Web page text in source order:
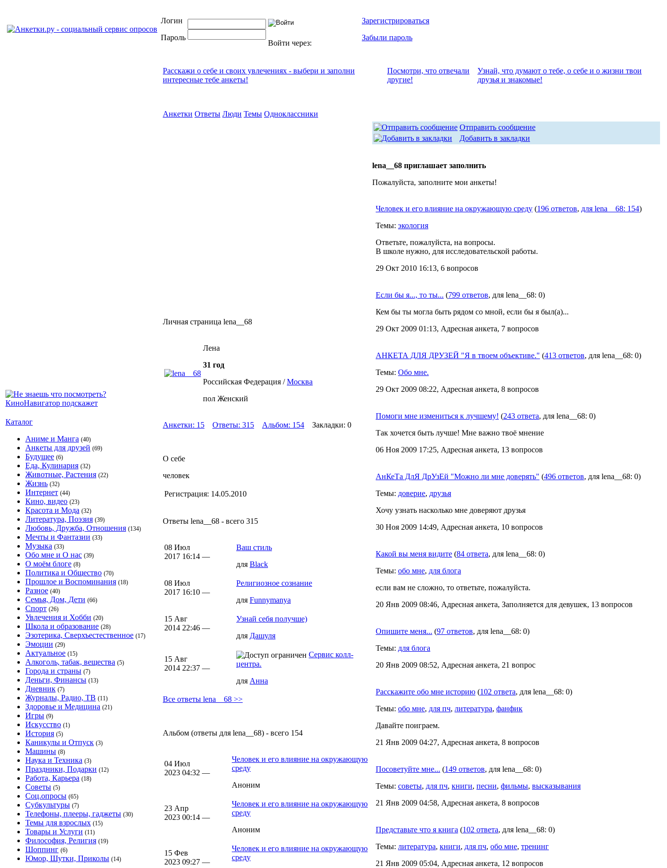
Логин
Пароль
Войти через:
Зарегистрироваться
Забыли пароль
Каталог
Аниме и Манга (40)
Анкеты для друзей (69)
Будущее (6)
Еда, Кулинария (32)
Животные, Растения (22)
Жизнь (32)
Интернет (44)
Кино, видео (23)
Красота и Мода (32)
Литература, Поэзия (39)
Любовь, Дружба, Отношения (134)
Мечты и Фантазии (33)
Музыка (33)
Обо мне и О нас (39)
О моём блоге (8)
Политика и Общество (70)
Прошлое и Воспоминания (18)
Разное (40)
Семья, Дом, Дети (66)
Спорт (26)
Увлечения и Хобби (20)
Школа и образование (28)
Эзотерика, Сверхъестественное (17)
Эмоции (29)
Актуальное (15)
Алкоголь, табак, вещества (5)
Города и страны (7)
Деньги, Финансы (13)
Дневник (7)
Журналы, Радио, ТВ (11)
Здоровье и Медицина (21)
Игры (9)
Искусство (1)
История (5)
Каникулы и Отпуск (3)
Машины (8)
Наука и Техника (3)
Праздники, Подарки (12)
Работа, Карьера (18)
Советы (5)
Соц.опросы (65)
Субкультуры (7)
Телефоны, плееры, гаджеты (30)
Темы для взрослых (15)
Товары и Услуги (11)
Философия, Религия (19)
Шоппинг (6)
Юмор, Шутки, Приколы (14)
Расскажи о себе и своих увлечениях - выбери и заполни
интересные тебе анкеты!
Посмотри, что отвeчали
другие!
Узнай, что думают о тебе, о себе и о жизни твои
друзья и знакомые!
Анкетки Ответы Люди Темы Одноклассники
Личная страница lena__68
Лена
31 год
Российская Федерация /Москва
пол Женский
Анкетки: 15 Ответы: 315 Альбом: 154 Закладки: 0
О себе
человек
Регистрация: 14.05.2010
Ответы lena__68 - всего 315
08 Июл
2017 16:14 —
Ваш стиль
для Black
08 Июл
2017 16:10 —
Религиозное сознание
для Funnymanya
15 Авг
2014 22:46 —
Узнай себя получше)
для Дашуля
15 Авг
2014 22:37 —
Сервис колл-
центра.
для Анна
Все ответы lena__68 >>
Альбом (ответы для lena__68) - всего 154
04 Июл
2023 04:32 —
Человек и его влияние на окружающую
среду
Аноним
23 Апр
2023 00:14 —
Человек и его влияние на окружающую
среду
Аноним
15 Фев
2023 09:27 —
Человек и его влияние на окружающую
среду
Отправить сообщение
Добавить в закладки
lena__68 приглашает заполнить
Пожалуйста, заполните мои анкеты!
Человек и его влияние на окружающую среду (196 ответов, для lena__68: 154)
Темы: экология
Ответьте, пожалуйста, на вопросы.
В школе нужно, для исследовательской работы.
29 Окт 2010 16:13, 6 вопросов
Если бы я..., то ты... (799 ответов, для lena__68: 0)
Кем бы ты могла быть рядом со мной, если бы я был(а)...
29 Окт 2009 01:13, Адресная анкета, 7 вопросов
АНКЕТА ДЛЯ ДРУЗЕЙ "Я в твоем объективе." (413 ответов, для lena__68: 0)
Темы: Обо мне.
29 Окт 2009 08:22, Адресная анкета, 8 вопросов
Помоги мне измениться к лучшему! (243 ответа, для lena__68: 0)
Так хочется быть лучше! Мне важно твоё мнение
06 Ноя 2009 17:25, Адресная анкета, 13 вопросов
АнКеТа ДлЯ ДрУзЕй "Можно ли мне доверять" (496 ответов, для lena__68: 0)
Темы: доверие, друзья
Хочу узнать насколько мне доверяют друзья
30 Ноя 2009 14:49, Адресная анкета, 10 вопросов
Какой вы меня видите (84 ответа, для lena__68: 0)
Темы: обо мне, для блога
если вам не сложно, то ответьте, пожалуйста.
20 Янв 2009 08:46, Адресная анкета, Заполняется для девушек, 13 вопросов
Опишите меня... (97 ответов, для lena__68: 0)
Темы: для блога
20 Янв 2009 08:52, Адресная анкета, 21 вопрос
Расскажите обо мне историю (102 ответа, для lena__68: 0)
Темы: обо мне, для пч, литература, фанфик
Давайте поиграем.
21 Янв 2009 04:27, Адресная анкета, 8 вопросов
Посоветуйте мне... (149 ответов, для lena__68: 0)
Темы: советы, для пч, книги, песни, фильмы, высказывания
21 Янв 2009 04:58, Адресная анкета, 8 вопросов
Представьте что я книга (102 ответа, для lena__68: 0)
Темы: литература, книги, для пч, обо мне, тренинг
21 Янв 2009 05:04, Адресная анкета, 12 вопросов